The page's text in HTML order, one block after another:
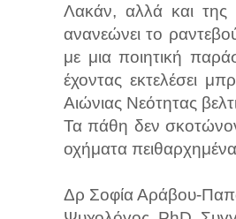
Λακάν, αλλά και της
ανανεώνει το
με μια ποιητική
έχοντας εκτελέσει
Αιώνιας Νεότητας
Τα πάθη δεν
οχήματα
Δρ Σοφία Αράβου-